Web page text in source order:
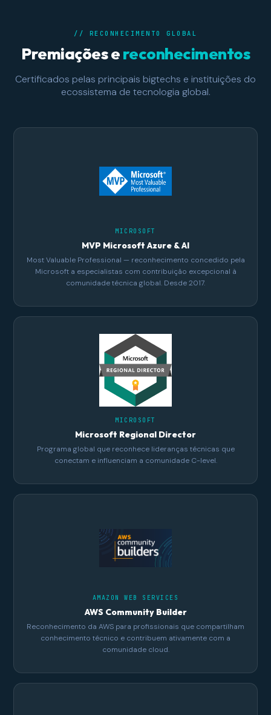
// RECONHECIMENTO GLOBAL
Premiações ereconhecimentos
Certificados pelas principais bigtechs e instituições do
ecossistema de tecnologia global.
MICROSOFT
MVP Microsoft Azure & AI
Most Valuable Professional — reconhecimento concedido pela
Microsoft a especialistas com contribuição excepcional à
comunidade técnica global. Desde 2017.
MICROSOFT
Microsoft Regional Director
Programa global que reconhece lideranças técnicas que
conectam e influenciam a comunidade C-level.
AMAZON WEB SERVICES
AWS Community Builder
Reconhecimento da AWS para profissionais que compartilham
conhecimento técnico e contribuem ativamente com a
comunidade cloud.